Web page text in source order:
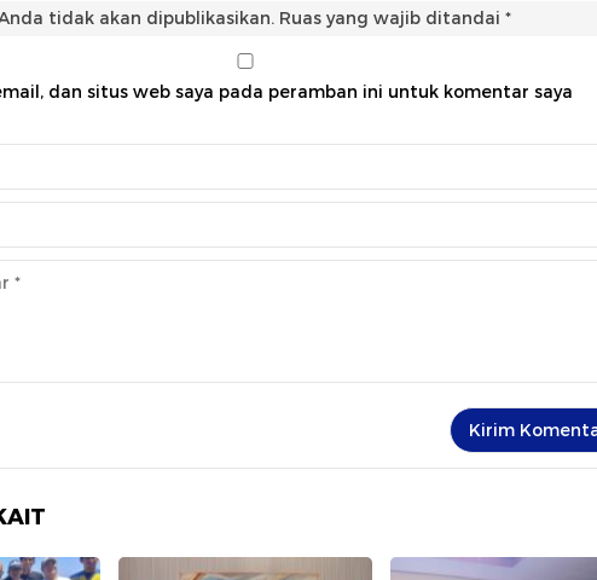
tidak akan dipublikasikan. Ruas yang wajib ditandai *
dan situs web saya pada peramban ini untuk komentar saya